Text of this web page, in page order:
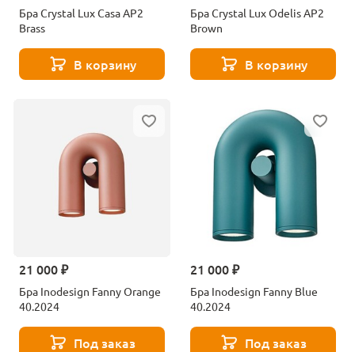
Бра Crystal Lux Casa AP2
Brass
В корзину
Бра Crystal Lux Odelis AP2
Brown
В корзину
21 000 ₽
Бра Inodesign Fanny Orange
40.2024
Под заказ
21 000 ₽
Бра Inodesign Fanny Blue
40.2024
Под заказ